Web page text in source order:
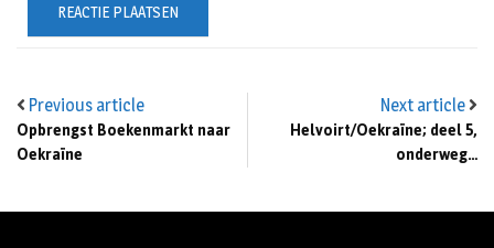
Previous article
Opbrengst Boekenmarkt naar
Oekraïne
Next article
Helvoirt/Oekraïne; deel 5,
onderweg…